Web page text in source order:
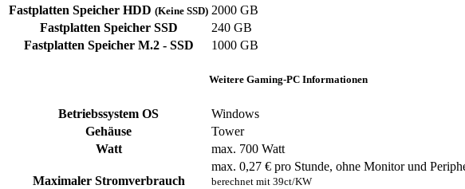
Fastplatten Speicher HDD (Keine SSD) 2000 GB
Fastplatten Speicher SSD
240 GB
Fastplatten Speicher M.2 - SSD
1000 GB
Weitere Gaming-PC Informationen
Betriebssystem OS
Windows
Gehäuse
‎Tower
Watt
max. 700 Watt
Maximaler Stromverbrauch
max. 0,27 € pro Stunde, ohne Monitor und
berechnet mit 39ct/KW